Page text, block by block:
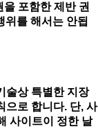
포함한 제반 권
위를 해서는 안됩
술상 특별한 지장
으로 합니다. 단, 사
사이트이 정한 날